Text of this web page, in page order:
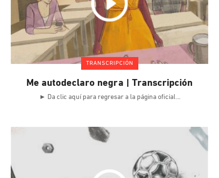
TRANSCRIPCIÓN
Me autodeclaro negra | Transcripción
► Da clic aquí para regresar a la página oficial